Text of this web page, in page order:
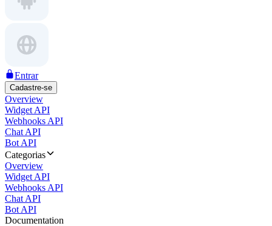
Entrar
Cadastre-se
Overview
Widget API
Webhooks API
Chat API
Bot API
Categorias
Overview
Widget API
Webhooks API
Chat API
Bot API
Documentation